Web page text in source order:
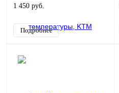
1 450 руб.
Подробнее